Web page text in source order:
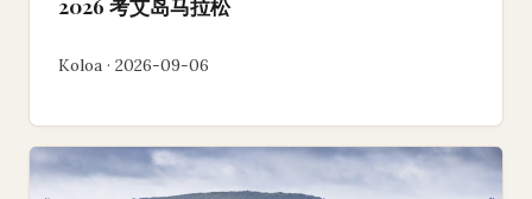
2026 考艾岛马拉松
Koloa · 2026-09-06